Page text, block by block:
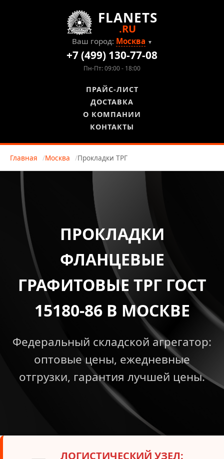
FLANETS
.RU
Ваш город: Москва ▼
+7 (499) 130-77-08
Пн-Пт: 09:00 - 18:00
ПРАЙС-ЛИСТ
ДОСТАВКА
О КОМПАНИИ
КОНТАКТЫ
Главная Москва Прокладки ТРГ
ПРОКЛАДКИ
ФЛАНЦЕВЫЕ
ГРАФИТОВЫЕ ТРГ ГОСТ
15180-86 В МОСКВЕ
Федеральный складской агрегатор:
оптовые цены, ежедневные
отгрузки, гарантия лучшей цены.
ЛОГИСТИЧЕСКИЙ УЗЕЛ: